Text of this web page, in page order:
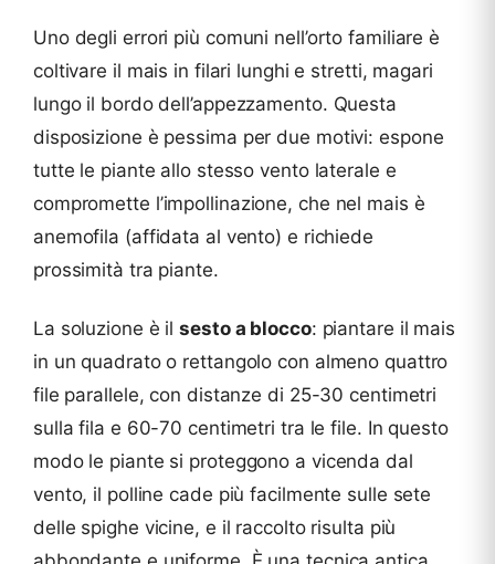
Uno degli errori più comuni nell’orto familiare è
coltivare il mais in filari lunghi e stretti, magari
lungo il bordo dell’appezzamento. Questa
disposizione è pessima per due motivi: espone
tutte le piante allo stesso vento laterale e
compromette l’impollinazione, che nel mais è
anemofila (affidata al vento) e richiede
prossimità tra piante.
La soluzione è ilsesto a blocco: piantare il mais
in un quadrato o rettangolo con almeno quattro
file parallele, con distanze di 25-30 centimetri
sulla fila e 60-70 centimetri tra le file. In questo
modo le piante si proteggono a vicenda dal
vento, il polline cade più facilmente sulle sete
delle spighe vicine, e il raccolto risulta più